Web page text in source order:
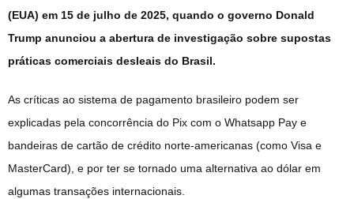
(EUA) em 15 de julho de 2025, quando o governo Donald
Trump anunciou a abertura de investigação sobre supostas
práticas comerciais desleais do Brasil.
As críticas ao sistema de pagamento brasileiro podem ser
explicadas pela concorrência do Pix com o Whatsapp Pay e
bandeiras de cartão de crédito norte-americanas (como Visa e
MasterCard), e por ter se tornado uma alternativa ao dólar em
algumas transações internacionais.